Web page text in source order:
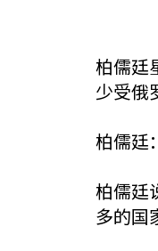
柏儒廷
少受俄
柏儒廷
柏儒廷
多的国